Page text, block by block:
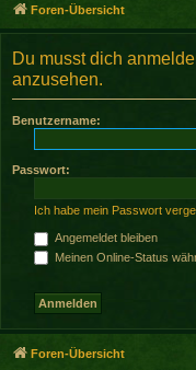
Foren-Übersicht
Du musst dich
anzusehen.
Benutzername:
Passwort:
Ich habe mein Passwort
Angemeldet bleiben
Meinen Online-Status
Foren-Übersicht